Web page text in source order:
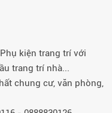
kiện trang trí với
trang trí nhà...
chung cư, văn phòng,